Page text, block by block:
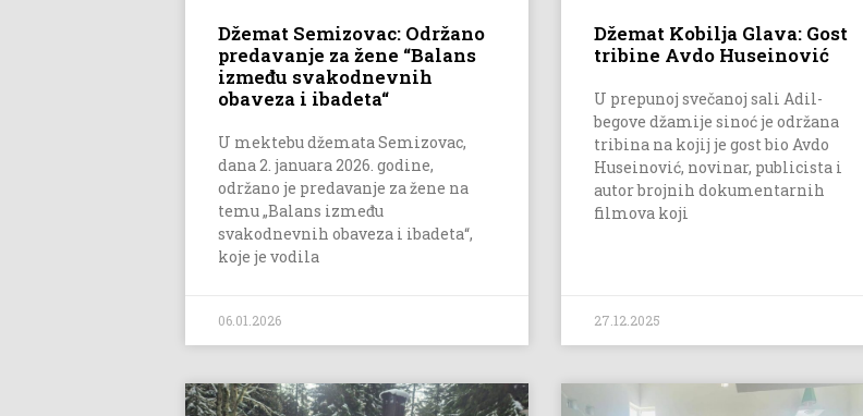
Džemat Semizovac: Održano
predavanje za žene “Balans
između svakodnevnih
obaveza i ibadeta“
U mektebu džemata Semizovac,
dana 2. januara 2026. godine,
održano je predavanje za žene na
temu „Balans između
svakodnevnih obaveza i ibadeta“,
koje je vodila
06.01.2026
Džemat Kobilja Glava: Gost
tribine Avdo Huseinović
U prepunoj svečanoj sali Adil-
begove džamije sinoć je održana
tribina na kojij je gost bio Avdo
Huseinović, novinar, publicista i
autor brojnih dokumentarnih
filmova koji
27.12.2025